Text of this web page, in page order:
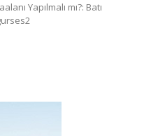
Yapılmalı mı?: Batı